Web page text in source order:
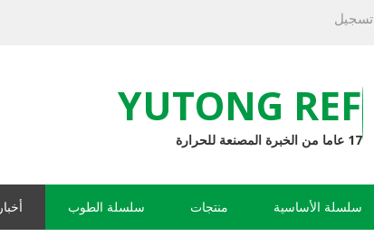
تسجيل
YUTONG REF
17 عاما من الخبرة المصنعة للحرارة
سلسلة الأساسية منتجات سلسلة الطوب أخبار